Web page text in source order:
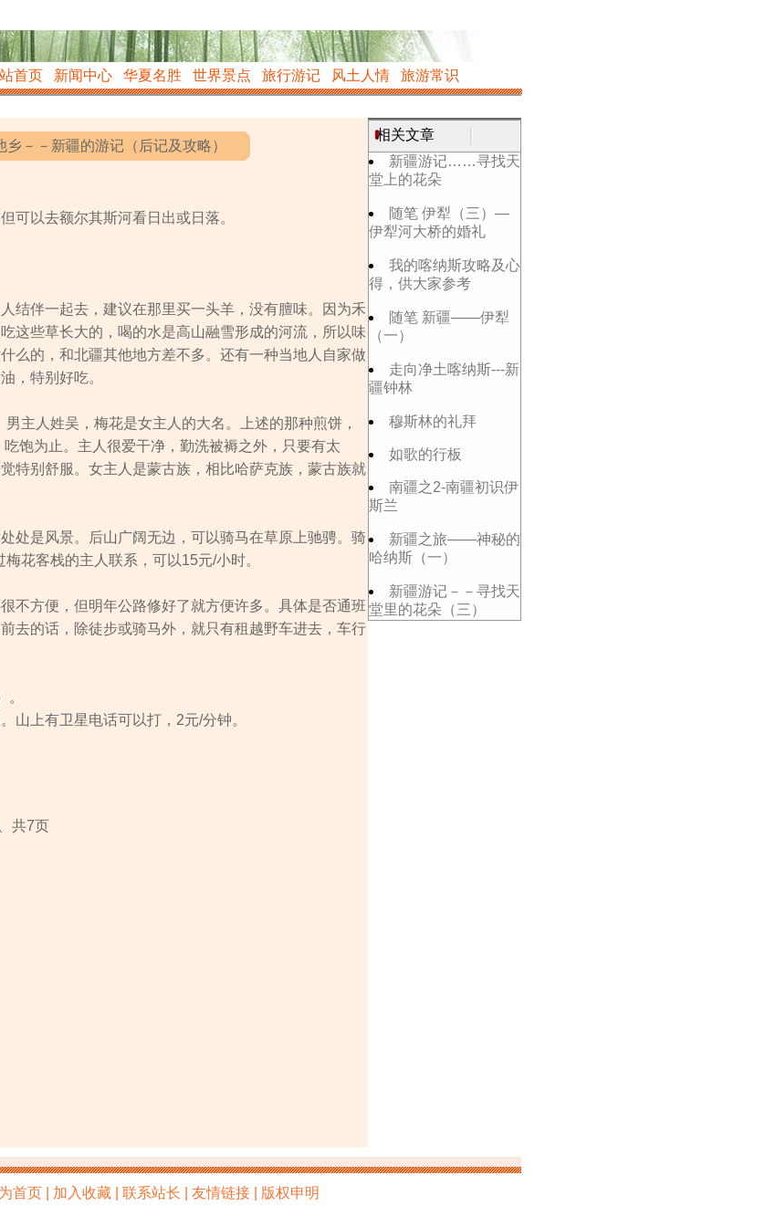
首页 新闻中心 华夏名胜 世界景点 旅行游记 风土人情
旅游常识
相关文章
新疆游记……寻找天
堂上的花朵
随笔 伊犁（三）—
伊犁河大桥的婚礼
我的喀纳斯攻略及心
得，供大家参考
随笔 新疆——伊犁
（一）
走向净土喀纳斯---新
疆钟林
穆斯林的礼拜
如歌的行板
南疆之2-南疆初识伊
斯兰
新疆之旅——神秘的
哈纳斯（一）
新疆游记－－寻找天
堂里的花朵（三）
乡－－新疆的游记（后记及攻略）
可以去额尔其斯河看日出或日落。
结伴一起去，建议在那里买一头羊，没有膻味。因为禾
这些草长大的，喝的水是高山融雪形成的河流，所以味
么的，和北疆其他地方差不多。还有一种当地人自家做
，特别好吃。
主人姓吴，梅花是女主人的大名。上述的那种煎饼，
饱为止。主人很爱干净，勤洗被褥之外，只要有太
特别舒服。女主人是蒙古族，相比哈萨克族，蒙古族就
处是风景。后山广阔无边，可以骑马在草原上驰骋。骑
花客栈的主人联系，可以15元/小时。
不方便，但明年公路修好了就方便许多。具体是否通班
去的话，除徒步或骑马外，就只有租越野车进去，车行
山上有卫星电话可以打，2元/分钟。
共7页
首页 | 加入收藏 | 联系站长 | 友情链接 | 版权申明